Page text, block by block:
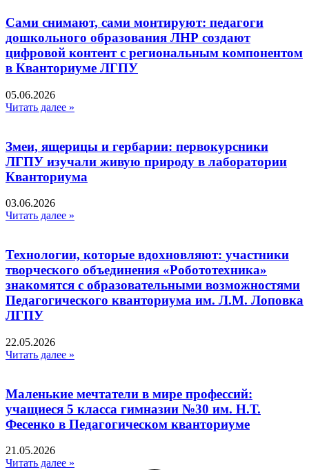
Сами снимают, сами монтируют: педагоги
дошкольного образования ЛНР создают
цифровой контент с региональным компонентом
в Кванториуме ЛГПУ​
05.06.2026
Читать далее »
Змеи, ящерицы и гербарии: первокурсники
ЛГПУ изучали живую природу в лаборатории
Кванториума
03.06.2026
Читать далее »
Технологии, которые вдохновляют: участники
творческого объединения «Робототехника»
знакомятся с образовательными возможностями
Педагогического кванториума им. Л.М. Лоповка
ЛГПУ
22.05.2026
Читать далее »
Маленькие мечтатели в мире профессий:
учащиеся 5 класса гимназии №30 им. Н.Т.
Фесенко в Педагогическом кванториуме
21.05.2026
Читать далее »